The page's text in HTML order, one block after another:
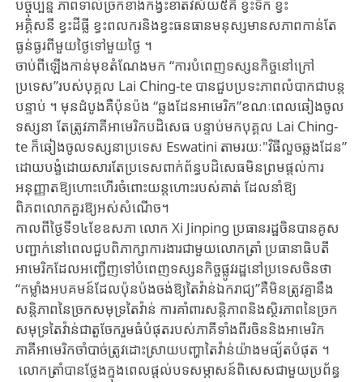
បច្ចុប្ប​ន្ន ភាពទាល់ច្រក​ខាង​កង្វះ​ខាត​វិស័យ៥គឺ ​ខ្វះទឹក ខ្វះ​
អគ្គិសនី ខ្វះដីធ្លី​ ខ្វះពលករ​និងខ្វះធនធាន​មនុស្ស​មានស​ភាព​កាន់​តែ
ធ្ងន់ធ្ងរពី​មួយ​ថ្ងៃ​ទៅ​មួយ​ថ្ងៃ ។
ចាប់ពីឡើងកាន់​មុខតំណែងមក​ “ការ​បំពេញ​ទស្សនកិច្ចនៅ​ក្រៅ​
ប្រទេស​”របស់​បុគ្គល ​Lai ​Ching-te ​បាន​ជួបប្រទះភាព​លំបាក​ជាបន្ត
បន្ទាប់ ​។ មុនដំបូងគឺ​ប៉ុនប៉ង​ “ឆ្លងដែន​អាមេរិក​”ខណៈពេល​ឆៀង​ចូល
ទស្សនា​ តែត្រូវភាគីអាមេរិក​បដិសេធ ​បន្ទាប់មក​បុគ្គល ​Lai ​Ch​ing​-
te ​ក៏ឆៀង​ចូលទស្សនា​ប្រទេស Eswatini‌ តាមរយៈ​"វិធីលួចឆ្លង​ដែន”​
ដោយ​បង្ខំ​ដោយ​សារតែ​ប្រទេសពាក់ព័ន្ធ​បដិសេធ​មិន​ព្រម​ផ្តល់ការ
អនុញ្ញាត​ឱ្យហោះ​ហើរ​ចំពោះ​យន្ត​ហោះ​របស់​គាត់ ​ដែលនាំឱ្យ​
ពិភពលោកគួរ​ឱ្យ​អស់​សំណើច​។
កាលពីថ្ងៃទី១៤​ខែឧសភា ​លោក Xi ​Jinping ​ប្រធានរដ្ឋចិន​បានគូស
បញ្ជាក់​នៅពេល​ជួប​ពិភា​ក្សា​ការងារ​ជាមួយលោកត្រាំ​ ប្រធានាធិបតី​
អាមេរិកដែល​អញ្ជើញ​ទៅបំពេញទ​ស្សន​កិច្ច​ផ្លូវរដ្ឋនៅ​ប្រទេសចិនថា ​
“កម្លាំងអបគមន៍ដែល​ប៉ុន​ប៉ង​ចង់ឱ្យ​តៃ​វ៉ាន់​ឯករាជ្យ​”​គឺ​មិន​ត្រូវ​គ្នា​នឹង​
សន្តិភាពនៃ​ច្រកសមុទ្រតៃវ៉ាន់​ ការគាំពារ​សន្តិភាពនិង​ស្ថិរភាពនៃ​ច្រក
សមុទ្រ​តៃវ៉ាន់ជា​តួ​ចែក​រួមធំបំផុត​របស់ភាគីទាំងពីរ​ចិននិងអាមេរិក ​
ភាគីអាមេរិក​ចាំបាច់​ត្រូវដោះស្រាយ​បញ្ហា​តៃវ៉ាន់​យ៉ាងមធ្យ័តបំផុត​ ។
លោកត្រាំ​បានថ្លែង​ក្នុងពេល​ផ្តល់​បទសម្ភាសន៍​ពិសេស​ជា​មួយ​ប្រព័ន្ធ​